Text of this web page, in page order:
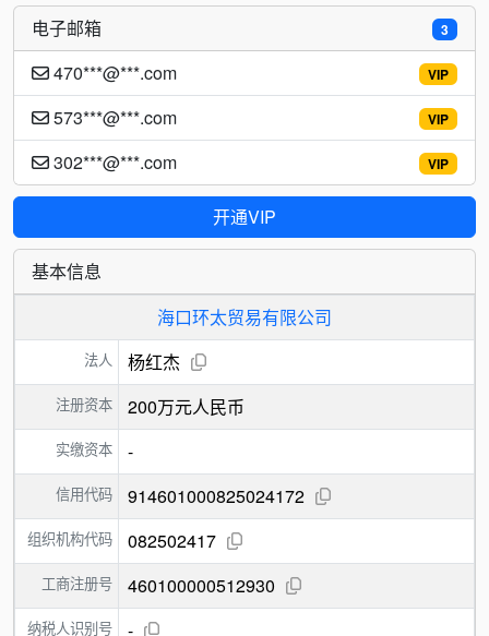
3
电子邮箱
VIP
470***@***.com
VIP
573***@***.com
VIP
302***@***.com
开通VIP
基本信息
海口环太贸易有限公司
法人 杨红杰
注册资本 200万元人民币
实缴资本 -
信用代码 914601000825024172
组织机构代码 082502417
工商注册号 460100000512930
纳税人识别号 -